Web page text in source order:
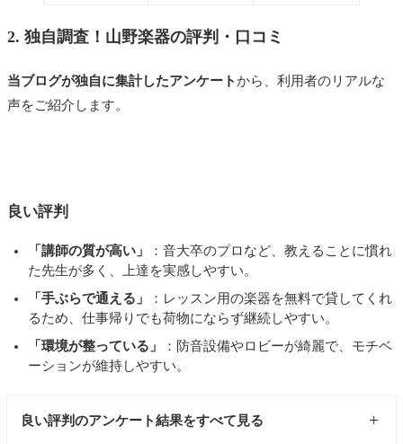
2. 独自調査！山野楽器の評判・口コミ
当ブログが独自に集計したアンケートから、利用者のリアルな
声をご紹介します。
良い評判
「講師の質が高い」
：音大卒のプロなど、教えることに慣れ
た先生が多く、上達を実感しやすい。
「手ぶらで通える」
：レッスン用の楽器を無料で貸してくれ
るため、仕事帰りでも荷物にならず継続しやすい。
「環境が整っている」
：防音設備やロビーが綺麗で、モチベ
ーションが維持しやすい。
良い評判のアンケート結果をすべて見る